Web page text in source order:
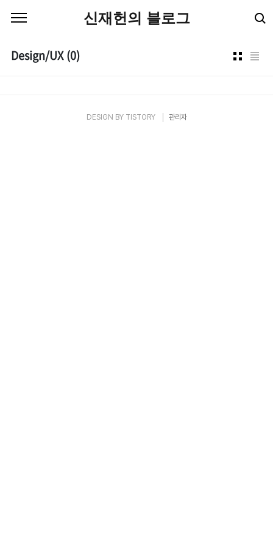
신재헌의 블로그
Design/UX (0)
DESIGN BY TISTORY 관리자